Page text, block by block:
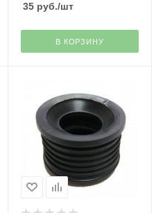
35руб./шт
В КОРЗИНУ